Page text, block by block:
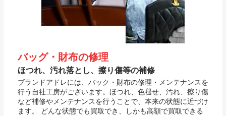
バッグ・財布の修理
ほつれ、汚れ落とし、擦り傷等の補修
ブランドアドレには、バック・財布の修理・メンテナンスを
行う自社工房がございます。ほつれ、色褪せ、汚れ、擦り傷
など補修やメンテナンスを行うことで、本来の状態に近づけ
ます。 どんな状態でも買取でき、しかも高額で買取できる